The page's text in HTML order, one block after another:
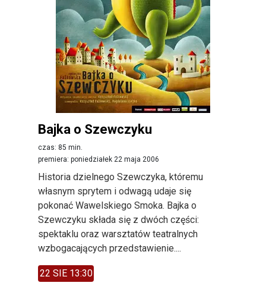
Bajka o Szewczyku
czas: 85 min.
premiera: poniedziałek 22 maja 2006
Historia dzielnego Szewczyka, któremu
własnym sprytem i odwagą udaje się
pokonać Wawelskiego Smoka. Bajka o
Szewczyku składa się z dwóch części:
spektaklu oraz warsztatów teatralnych
wzbogacających przedstawienie....
22 SIE 13:30